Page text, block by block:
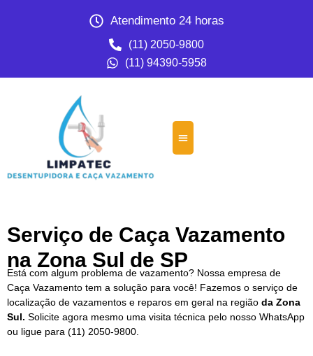
Atendimento 24 horas
(11) 2050-9800
(11) 94390-5958
Serviço de Caça Vazamento
na Zona Sul de SP
Está com algum problema de vazamento? Nossa empresa de
Caça Vazamento tem a solução para você! Fazemos o serviço de
localização de vazamentos e reparos em geral na região da Zona
Sul. Solicite agora mesmo uma visita técnica pelo nosso WhatsApp
ou ligue para (11) 2050-9800.